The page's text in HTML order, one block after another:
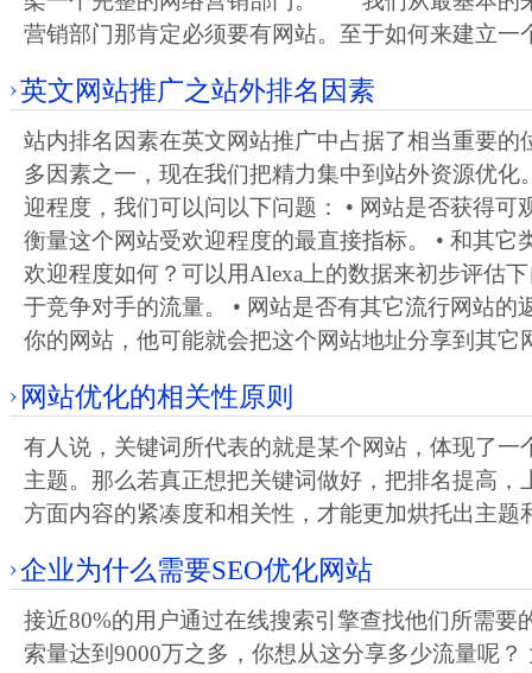
营销部门那肯定必须要有网站。至于如何来建立一
英文网站推广之站外排名因素
站内排名因素在英文网站推广中占据了相当重要的
多因素之一，现在我们把精力集中到站外资源优化
迎程度，我们可以问以下问题： • 网站是否获得可
衡量这个网站受欢迎程度的最直接指标。 • 和其它
欢迎程度如何？可以用Alexa上的数据来初步评估
于竞争对手的流量。 • 网站是否有其它流行网站的
你的网站，他可能就会把这个网站地址分享到其它
网站优化的相关性原则
有人说，关键词所代表的就是某个网站，体现了一
主题。那么若真正想把关键词做好，把排名提高，
方面内容的紧凑度和相关性，才能更加烘托出主题
企业为什么需要SEO优化网站
接近80%的用户通过在线搜索引擎查找他们所需要
索量达到9000万之多，你想从这分享多少流量呢？